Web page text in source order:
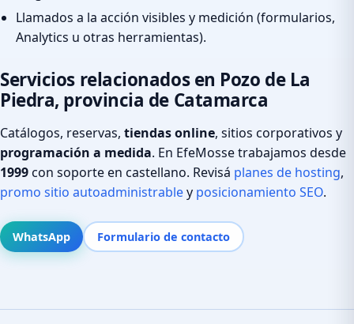
Llamados a la acción visibles y medición (formularios,
Analytics u otras herramientas).
Servicios relacionados en Pozo de La
Piedra, provincia de Catamarca
Catálogos, reservas, tiendas online, sitios corporativos y
programación a medida. En EfeMosse trabajamos desde
1999con soporte en castellano. Revisá planes de hosting,
promo sitio autoadministrabley posicionamiento SEO.
WhatsApp Formulario de contacto